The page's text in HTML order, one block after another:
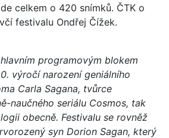
celkem o 420 snímků. ČTK o
festivalu Ondřej Čížek.
programovým blokem
výročí narození geniálního
Carla Sagana, tvůrce
naučného seriálu Cosmos, tak
obecně. Festivalu se rovněž
syn Dorion Sagan, který